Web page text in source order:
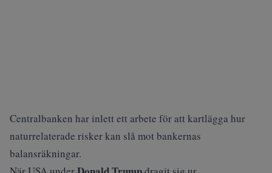
Centralbanken har inlett ett arbete för att kartlägga hur
naturrelaterade risker kan slå mot bankernas
balansräkningar.